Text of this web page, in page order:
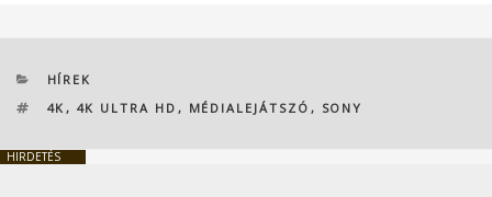
KATEGÓRIÁK
HÍREK
CÍMKÉK
4K , 4K ULTRA HD , MÉDIALEJÁTSZÓ , SONY
HIRDETÉS